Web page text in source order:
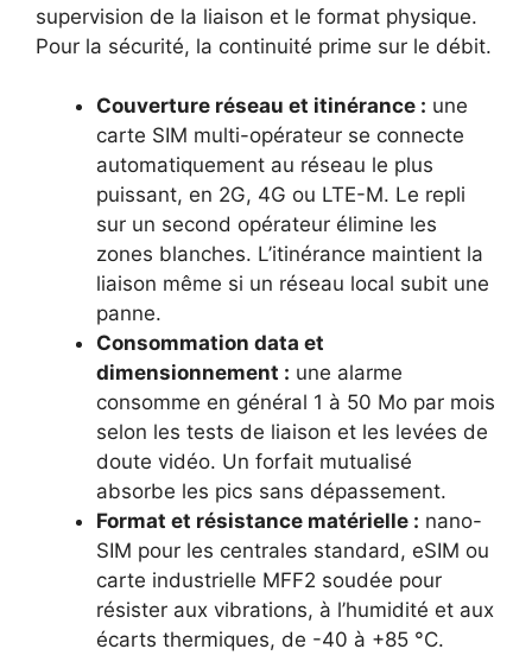
supervision de la liaison et le format physique.
Pour la sécurité, la continuité prime sur le débit.
Couverture réseau et itinérance : une
carte SIM multi-opérateur se connecte
automatiquement au réseau le plus
puissant, en 2G, 4G ou LTE-M. Le repli
sur un second opérateur élimine les
zones blanches. L’itinérance maintient la
liaison même si un réseau local subit une
panne.
Consommation data et
dimensionnement : une alarme
consomme en général 1 à 50 Mo par mois
selon les tests de liaison et les levées de
doute vidéo. Un forfait mutualisé
absorbe les pics sans dépassement.
Format et résistance matérielle : nano-
SIM pour les centrales standard, eSIM ou
carte industrielle MFF2 soudée pour
résister aux vibrations, à l’humidité et aux
écarts thermiques, de -40 à +85 °C.